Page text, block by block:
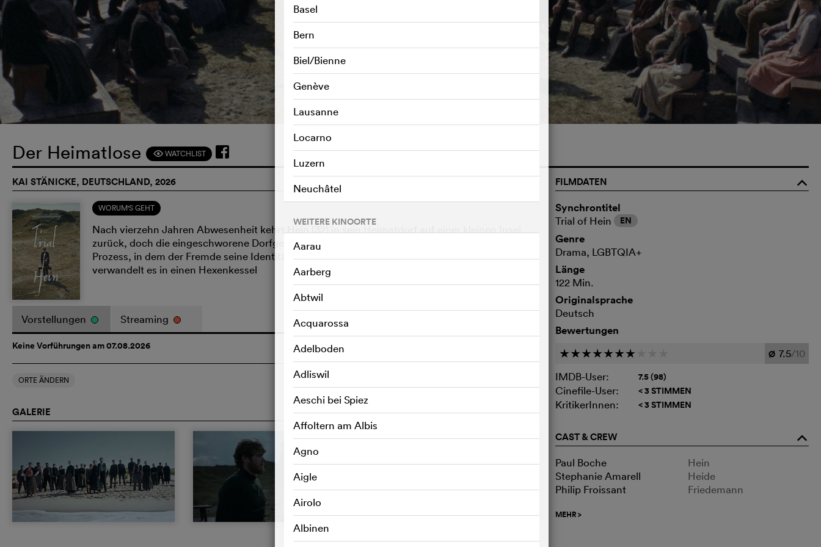
Der Heimatlose F WATCHLIST
KAI STÄNICKE, DEUTSCHLAND, 2026
WORUM'S GEHT
Nach vierzehn Jahren Abwesenheit kehrt Hein (32) in sein Heimatdorf auf einer kleinen Insel
zurück, doch die eingeschworene Dorfgemeinschaft erkennt ihn nicht mehr. Sie fordert einen
Prozess, in dem der Fremde seine Identität beweisen soll. Der Prozess spaltet das Dorf und
verwandelt es in einen Hexenkessel
Vorstellungen Streaming
Keine Vorführungen am 07.08.2026
ORTE ÄNDERN
Basel
Bern
Biel/Bienne
Genève
Lausanne
Locarno
Luzern
Neuchâtel
WEITERE KINOORTE
Aarau
Aarberg
Abtwil
Acquarossa
Adelboden
Adliswil
Aeschi bei Spiez
Affoltern am Albis
Agno
Aigle
Airolo
Albinen
GALERIE o
FILMDATEN
o
Synchrontitel
Trial of Hein EN
Genre
Drama, LGBTQIA+
Länge
122 Min.
Originalsprache
Deutsch
Bewertungen
c c c c c c c Ø 7.5/10
IMDB-User:
7.5 (98)
Cinefile-User: < 3 STIMMEN
KritikerInnen: < 3 STIMMEN
CAST & CREW o
Paul Boche
Hein
Stephanie Amarell
Heide
Philip Froissant
Friedemann
MEHR>